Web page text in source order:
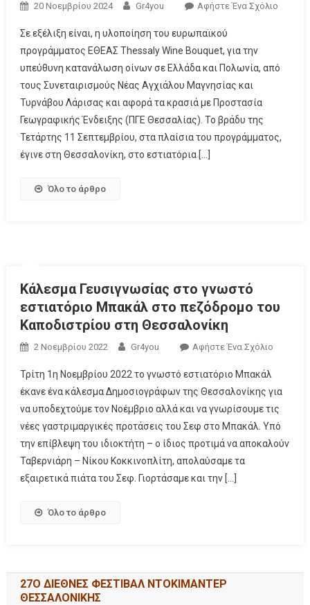
20 Νοεμβρίου 2024 Gr4you Αφήστε Ένα Σχόλιο
Σε εξέλιξη είναι, η υλοποίηση του ευρωπαϊκού
προγράμματος ΕΘΕΑΣ Thessaly Wine Bouquet, για την
υπεύθυνη κατανάλωση οίνων σε Ελλάδα και Πολωνία, από
τους Συνεταιρισμούς Νέας Αγχιάλου Μαγνησίας και
Τυρνάβου Λάρισας και αφορά τα κρασιά με Προστασία
Γεωγραφικής Ένδειξης (ΠΓΕ Θεσσαλίας). Το βράδυ της
Τετάρτης 11 Σεπτεμβρίου, στα πλαίσια του προγράμματος,
έγινε στη Θεσσαλονίκη, στο εστιατόρια […]
Όλο το άρθρο
Κάλεσμα Γευσιγνωσίας στο γνωστό
εστιατόριο Μπακάλ στο πεζόδρομο του
Καποδιστρίου στη Θεσσαλονίκη
2 Νοεμβρίου 2022 Gr4you Αφήστε Ένα Σχόλιο
Τρίτη 1η Νοεμβρίου 2022 το γνωστό εστιατόριο Μπακάλ
έκανε ένα κάλεσμα Δημοσιογράφων της Θεσσαλονίκης για
να υποδεχτούμε τον Νοέμβριο αλλά και να γνωρίσουμε τις
νέες γαστριμαργικές προτάσεις του Σεφ στο Μπακάλ. Υπό
την επίβλεψη του ιδιοκτήτη – ο ίδιος προτιμά να αποκαλούν
Ταβερνιάρη – Νίκου Κοκκινοπλίτη, απολαύσαμε τα
εξαιρετικά πιάτα του Σεφ. Γιορτάσαμε και την […]
Όλο το άρθρο
27Ο ΔΙΕΘΝΕΣ ΦΕΣΤΙΒΑΛ ΝΤΟΚΙΜΑΝΤΕΡ
ΘΕΣΣΑΛΟΝΙΚΗΣ